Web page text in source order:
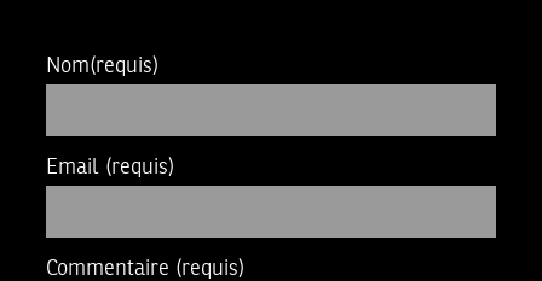
Nom(requis)
Email (requis)
Commentaire (requis)